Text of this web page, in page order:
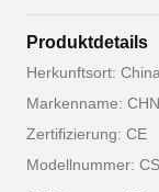
Produktdetails
Herkunftsort: China
Markenname:
Zertifizierung: CE
Modellnummer: